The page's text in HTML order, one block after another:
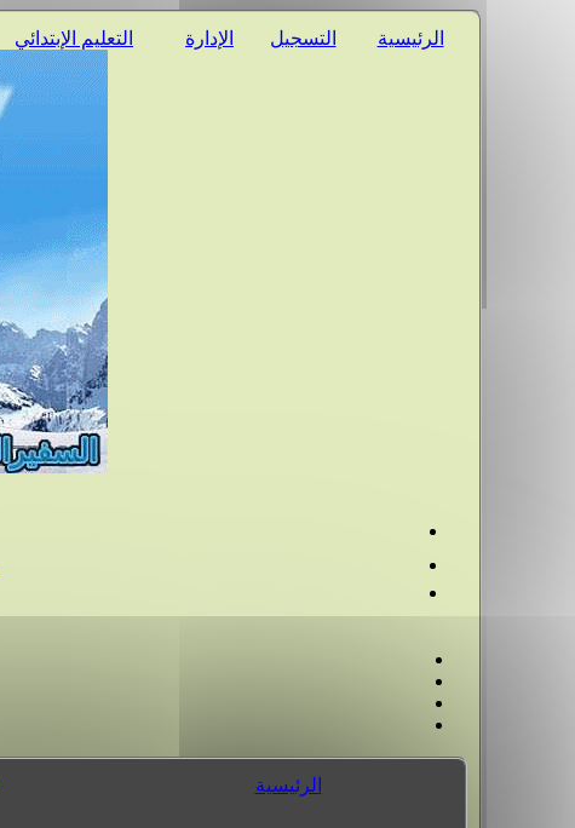
الرئيسية التسجيل الإدارة التعليم الإبتدائي
الرئيسية